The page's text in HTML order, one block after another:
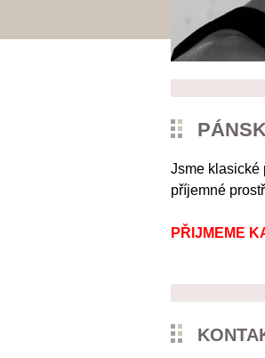
Jsme klasické
příjemné
PŘIJMEME